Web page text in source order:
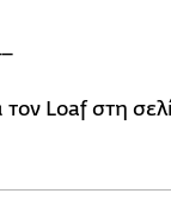
τον Loaf στη